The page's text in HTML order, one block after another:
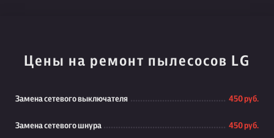
Цены на ремонт пылесосов LG
Замена сетевого выключателя 450 руб.
Замена сетевого шнура 450 руб.